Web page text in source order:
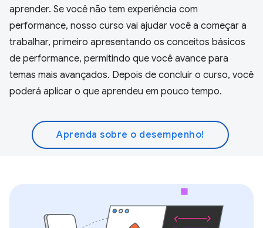
aprender. Se você não tem experiência com
performance, nosso curso vai ajudar você a começar a
trabalhar, primeiro apresentando os conceitos básicos
de performance, permitindo que você avance para
temas mais avançados. Depois de concluir o curso, você
poderá aplicar o que aprendeu em pouco tempo.
Aprenda sobre o desempenho!